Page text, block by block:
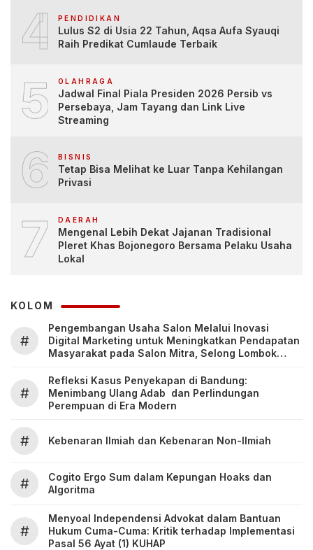
4 PENDIDIKAN
Lulus S2 di Usia 22 Tahun, Aqsa Aufa Syauqi
Raih Predikat Cumlaude Terbaik
5 OLAHRAGA
Jadwal Final Piala Presiden 2026 Persib vs
Persebaya, Jam Tayang dan Link Live
Streaming
6 BISNIS
Tetap Bisa Melihat ke Luar Tanpa Kehilangan
Privasi
7 DAERAH
Mengenal Lebih Dekat Jajanan Tradisional
Pleret Khas Bojonegoro Bersama Pelaku Usaha
Lokal
KOLOM
#
Pengembangan Usaha Salon Melalui Inovasi
Digital Marketing untuk Meningkatkan Pendapatan
Masyarakat pada Salon Mitra, Selong Lombok
#
Refleksi Kasus Penyekapan di Bandung:
Menimbang Ulang Adab dan Perlindungan
Perempuan di Era Modern
# Kebenaran Ilmiah dan Kebenaran Non-Ilmiah
#
Cogito Ergo Sum dalam Kepungan Hoaks dan
Algoritma
#
Menyoal Independensi Advokat dalam Bantuan
Hukum Cuma-Cuma: Kritik terhadap Implementasi
Pasal 56 Ayat (1) KUHAP